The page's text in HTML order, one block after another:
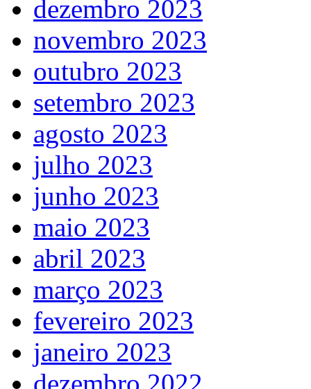
dezembro 2023
novembro 2023
outubro 2023
setembro 2023
agosto 2023
julho 2023
junho 2023
maio 2023
abril 2023
março 2023
fevereiro 2023
janeiro 2023
dezembro 2022